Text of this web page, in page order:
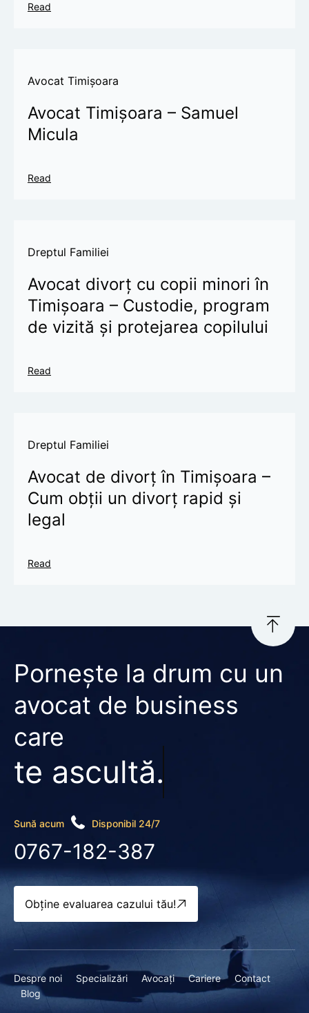
Read
Avocat Timișoara
Avocat Timișoara – Samuel
Micula
Read
Dreptul Familiei
Avocat divorț cu copii minori în
Timișoara – Custodie, program
de vizită și protejarea copilului
Read
Dreptul Familiei
Avocat de divorț în Timișoara –
Cum obții un divorț rapid și
legal
Read
Pornește la drum cu un
avocat de business
care
te ascultă.
Sună acum Disponibil 24/7
0767-182-387
Obține evaluarea cazului tău!
Despre noi Specializări Avocați Cariere
Contact
Blog